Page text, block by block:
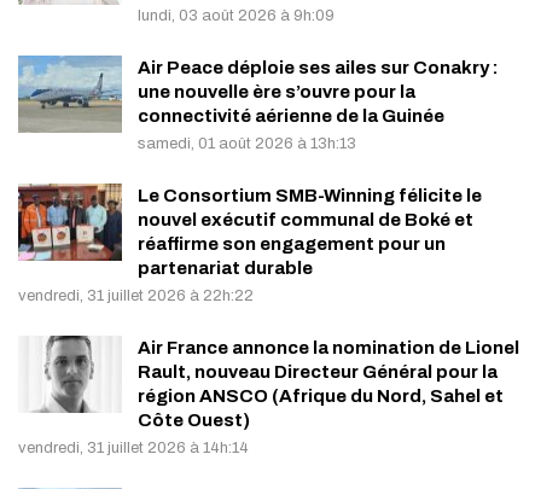
lundi, 03 août 2026 à 9h:09
Air Peace déploie ses ailes sur Conakry :
une nouvelle ère s’ouvre pour la
connectivité aérienne de la Guinée
samedi, 01 août 2026 à 13h:13
Le Consortium SMB-Winning félicite le
nouvel exécutif communal de Boké et
réaffirme son engagement pour un
partenariat durable
vendredi, 31 juillet 2026 à 22h:22
Air France annonce la nomination de Lionel
Rault, nouveau Directeur Général pour la
région ANSCO (Afrique du Nord, Sahel et
Côte Ouest)
vendredi, 31 juillet 2026 à 14h:14